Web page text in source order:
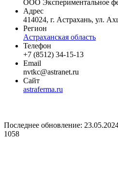
ООО Экспериментальное
Адрес
414024, г. Астрахань, ул.
Регион
Астраханская область
Телефон
+7 (8512) 34-15-13
Email
nvtkc@astranet.ru
Сайт
astraferma.ru
Последнее обновление:
1058